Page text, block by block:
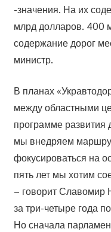
-значения. На их
млрд долларов. 400
содержание дорог
министр.
В планах
между областными
программе развития
мы внедряем
фокусироваться на
пять лет мы хотим
– говорит Славомир
за три-четыре года
Но сначала